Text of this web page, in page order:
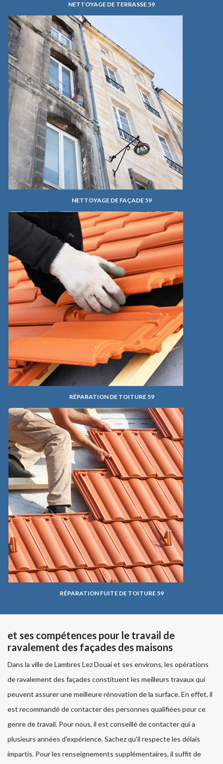
NETTOYAGE DE TERRASSE 59
NETTOYAGE DE FAÇADE 59
RÉPARATION DE TOITURE 59
RÉPARATION FUITE DE TOITURE 59
et ses compétences pour le travail de
ravalement des façades des maisons
Dans la ville de Lambres Lez Douai et ses environs, les opérations
de ravalement des façades constituent les meilleurs travaux qui
peuvent assurer une meilleure rénovation de la surface. En effet, il
est recommandé de contacter des personnes qualifiées pour ce
genre de travail. Pour nous, il est conseillé de contacter qui a
plusieurs années d'expérience. Sachez qu'il respecte les délais
impartis. Pour les renseignements supplémentaires, il suffit de